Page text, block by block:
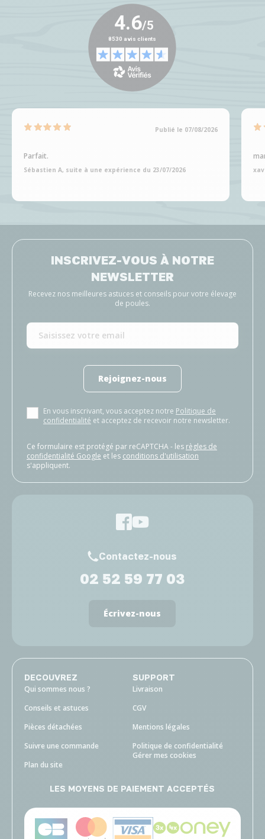
Publié le 07/08/2026
Parfait.
Sébastien A, suite à une expérience du 23/07/2026
INSCRIVEZ-VOUS À NOTRE
NEWSLETTER
Recevez nos meilleures astuces et conseils pour votre élevage
de poules.
Rejoignez-nous
En vous inscrivant, vous acceptez notre Politique de
confidentialité et acceptez de recevoir notre newsletter.
Ce formulaire est protégé par reCAPTCHA - les règles de
confidentialité Google et les conditions d'utilisation
s'appliquent.
Contactez-nous
02 52 59 77 03
Écrivez-nous
DECOUVREZ
Qui sommes nous ?
Conseils et astuces
Pièces détachées
Suivre une commande
Plan du site
SUPPORT
Livraison
CGV
Mentions légales
Politique de confidentialité
Gérer mes cookies
LES MOYENS DE PAIEMENT ACCEPTÉS